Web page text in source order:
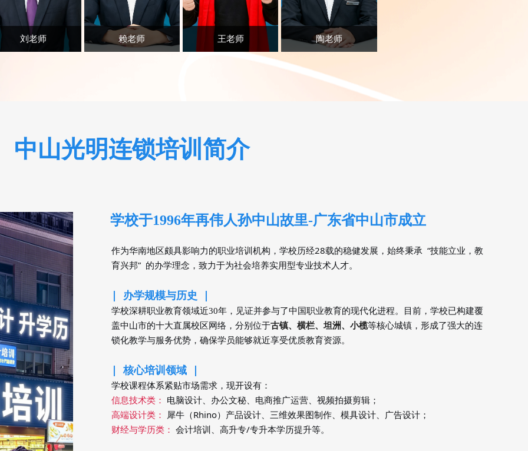
刘老师 赖老师 王老师 陶老师
中山光明连锁培训 简介
学校于1996年再伟人孙中山故里-广东省中山市成立
作为华南地区颇具影响力的职业培训机构，学校历经28载的稳健发展，始终秉承 “技能立业，教
育兴邦”  的办学理念，致力于为社会培养实用型专业技术人才。
| 办学规模与历史 |
学校深耕职业教育领域近30年，见证并参与了中国职业教育的现代化进程。目前，学校已构建覆
盖中山市的十大直属校区网络，分别位于古镇、横栏、坦洲、小榄等核心城镇，形成了强大的连
锁化教学与服务优势，确保学员能够就近享受优质教育资源。
| 核心培训领域  |
学校课程体系紧贴市场需求，现开设有：
信息技术类： 电脑设计、办公文秘、电商推广运营、视频拍摄剪辑；
高端设计类： 犀牛（Rhino）产品设计、三维效果图制作、模具设计、广告设计；
财经与学历类： 会计培训、 高升专/专升本学历提升等。